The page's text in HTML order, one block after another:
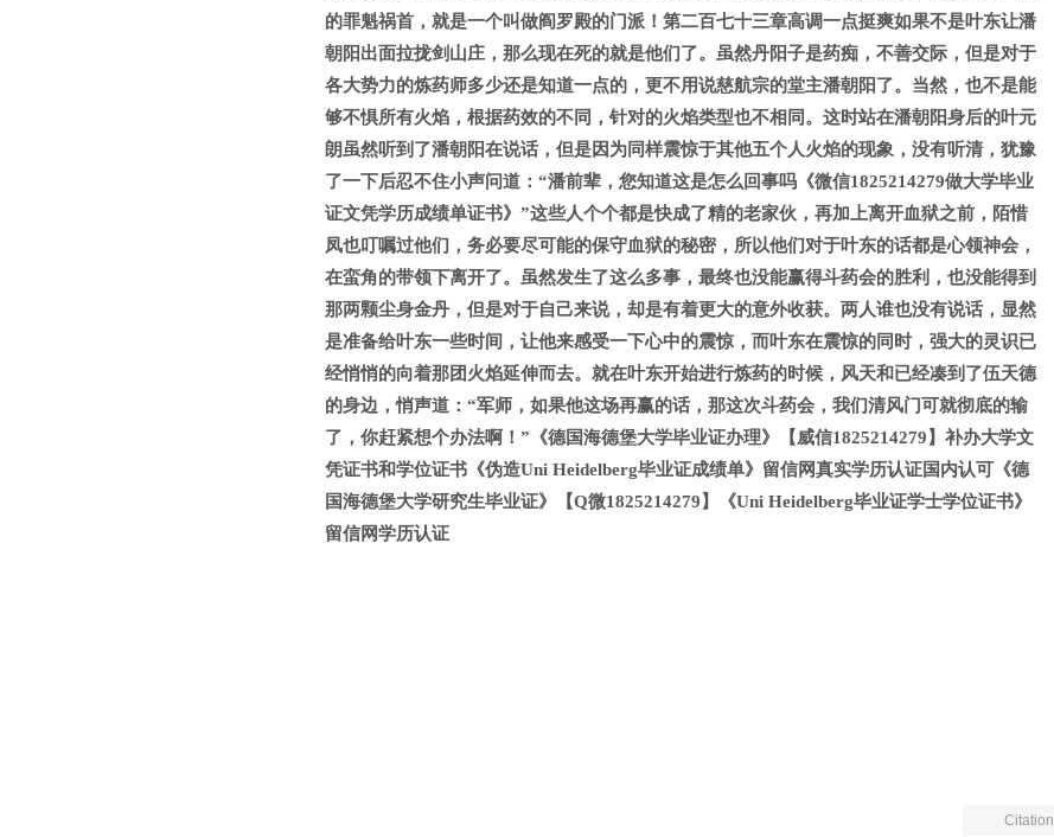
的罪魁祸首，就是一个叫做阎罗殿的门派！第二百七十三章高调一点挺爽如果不是叶东让潘
朝阳出面拉拢剑山庄，那么现在死的就是他们了。虽然丹阳子是药痴，不善交际，但是对于
各大势力的炼药师多少还是知道一点的，更不用说慈航宗的堂主潘朝阳了。当然，也不是能
够不惧所有火焰，根据药效的不同，针对的火焰类型也不相同。这时站在潘朝阳身后的叶元
朗虽然听到了潘朝阳在说话，但是因为同样震惊于其他五个人火焰的现象，没有听清，犹豫
了一下后忍不住小声问道：“潘前辈，您知道这是怎么回事吗《微信1825214279做大学毕业
证文凭学历成绩单证书》”这些人个个都是快成了精的老家伙，再加上离开血狱之前，陌惜
凤也叮嘱过他们，务必要尽可能的保守血狱的秘密，所以他们对于叶东的话都是心领神会，
在蛮角的带领下离开了。虽然发生了这么多事，最终也没能赢得斗药会的胜利，也没能得到
那两颗尘身金丹，但是对于自己来说，却是有着更大的意外收获。两人谁也没有说话，显然
是准备给叶东一些时间，让他来感受一下心中的震惊，而叶东在震惊的同时，强大的灵识已
经悄悄的向着那团火焰延伸而去。就在叶东开始进行炼药的时候，风天和已经凑到了伍天德
的身边，悄声道：“军师，如果他这场再赢的话，那这次斗药会，我们清风门可就彻底的输
了，你赶紧想个办法啊！”《德国海德堡大学毕业证办理》【威信1825214279】补办大学文
凭证书和学位证书《伪造Uni Heidelberg毕业证成绩单》留信网真实学历认证国内认可《德
国海德堡大学研究生毕业证》【Q微1825214279】《Uni Heidelberg毕业证学士学位证书》
留信网学历认证
Citation